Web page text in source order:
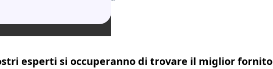
esperti si occuperanno di trovare il miglior